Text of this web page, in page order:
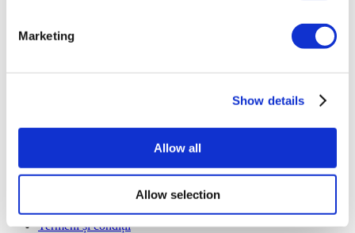
Marketing
Show details
Allow all
Allow selection
Toate tratamentele sunt efectuate de o instituție de sănătate
certificată în turism medical.
Autori & recenzenti
Flymedi Program de Recomandare
Carieră
Politica de confidențialitate
Termeni și condiții